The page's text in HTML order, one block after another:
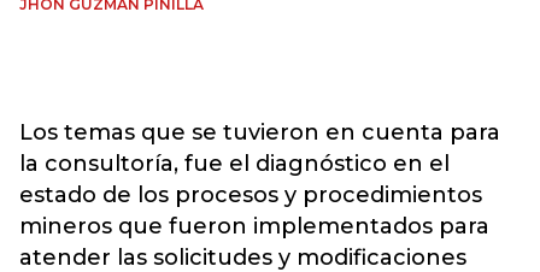
JHON GUZMÁN PINILLA
Los temas que se tuvieron en cuenta para
la consultoría, fue el diagnóstico en el
estado de los procesos y procedimientos
mineros que fueron implementados para
atender las solicitudes y modificaciones